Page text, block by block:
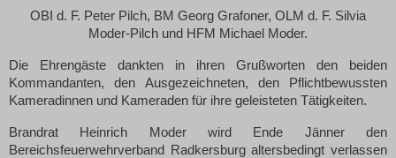
OBI d. F. Peter Pilch, BM Georg Grafoner, OLM d. F. Silvia
Moder-Pilch und HFM Michael Moder.
Die Ehrengäste dankten in ihren Grußworten den beiden
Kommandanten, den Ausgezeichneten, den Pflichtbewussten
Kameradinnen und Kameraden für ihre geleisteten Tätigkeiten.
Brandrat Heinrich Moder wird Ende Jänner den
Bereichsfeuerwehrverband Radkersburg altersbedingt verlassen